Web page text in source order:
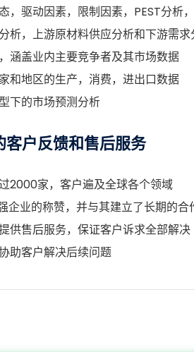
，驱动因素，限制因素，PEST分析
析，上游原材料供应分析和下游需求
涵盖业内主要竞争者及其市场数据
和地区的生产，消费，进出口数据
下的市场预测分析
客户反馈和售后服务
2000家，客户遍及全球各个领域
企业的称赞，并与其建立了长期的合
供售后服务，保证客户诉求全部解决
助客户解决后续问题